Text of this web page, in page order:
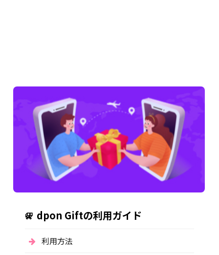
dpon Giftの利用ガイド
利用方法